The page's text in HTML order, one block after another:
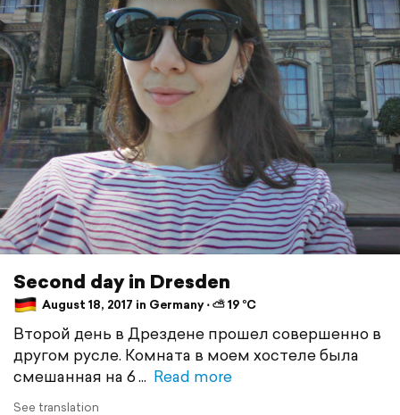
Second day in Dresden
August 18, 2017 in Germany ⋅ ⛅ 19 °C
Второй день в Дрездене прошел совершенно в
другом русле. Комната в моем хостеле была
смешанная на 6
Read more
See translation